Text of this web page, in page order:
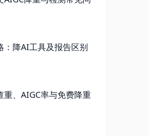
：降AI工具及报告区别
重、AIGC率与免费降重